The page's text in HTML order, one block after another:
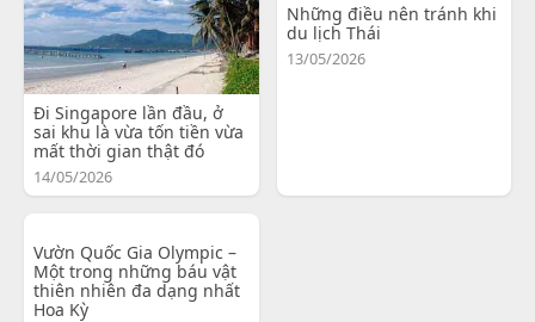
Đi Singapore lần đầu, ở
sai khu là vừa tốn tiền vừa
mất thời gian thật đó
14/05/2026
Những điều nên tránh khi
du lịch Thái
13/05/2026
Vườn Quốc Gia Olympic –
Một trong những báu vật
thiên nhiên đa dạng nhất
Hoa Kỳ